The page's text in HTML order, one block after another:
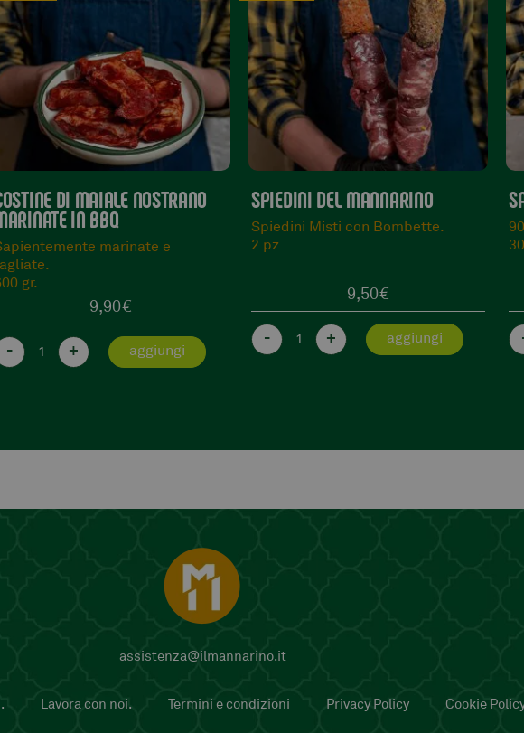
SPIEDINI DEL MANNARINO
Spiedini Misti con Bombette.
2 pz
- + aggiungi
SALSICCIA ZAMPINA
90% manzo, 10% maiale.
300 gr.
8,90€
- + aggiungi
assistenza@ilmannarino.it
Lavora con noi. Termini e condizioni Privacy Policy Cookie